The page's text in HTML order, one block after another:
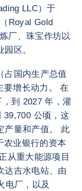
LLC）于
Royal Gold
厂、珠宝作坊以
区。
占国内生产总值
要增长动力。 在
，到 2027 年，灌
39,700 公顷，这
产量和产值。 此
农业银行的资本
从重大能源项目
达吉水电站、由
电厂，以及